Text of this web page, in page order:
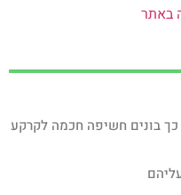
באתר
על מפת ההשקעות 2025 – כך בונים חשיפה חכמה לקרקע